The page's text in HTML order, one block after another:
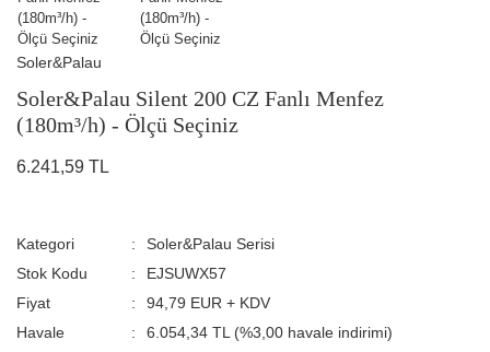
Soler&Palau
Soler&Palau Silent 200 CZ Fanlı Menfez
(180m³/h) - Ölçü Seçiniz
6.241,59 TL
Kategori
Soler&Palau Serisi
Stok Kodu
EJSUWX57
Fiyat
94,79 EUR + KDV
Havale
6.054,34 TL (%3,00 havale indirimi)